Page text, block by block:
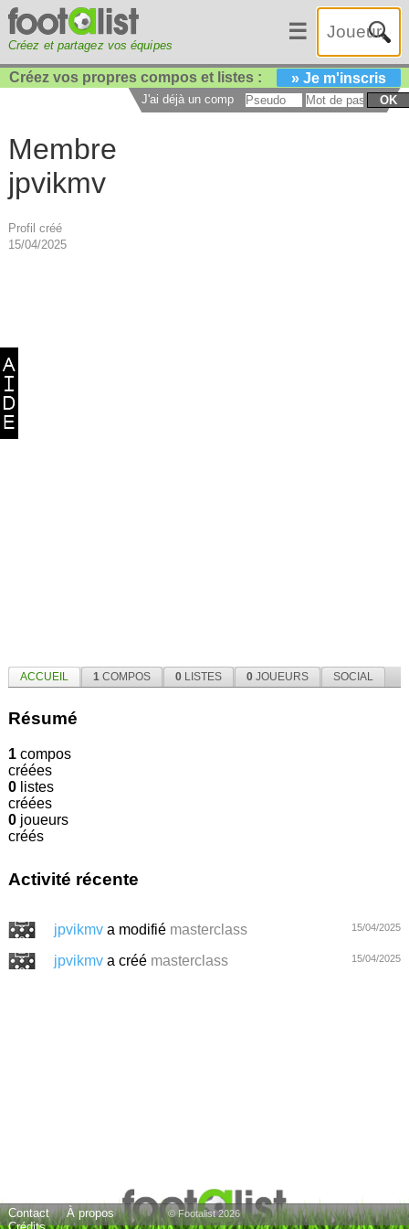
Créez et partagez vos équipes
☰
Créez vos propres compos et listes : » Je m'inscris
J'ai déjà un compte : OK
Membre
jpvikmv
Profil créé
15/04/2025
ACCUEIL 1COMPOS 0LISTES 0JOUEURS SOCIAL
Résumé
1compos
créées
0listes
créées
0joueurs
créés
Activité récente
jpvikmv a modifié masterclass 15/04/2025
jpvikmv a créé masterclass 15/04/2025
Contact
À propos
© Footalist 2026